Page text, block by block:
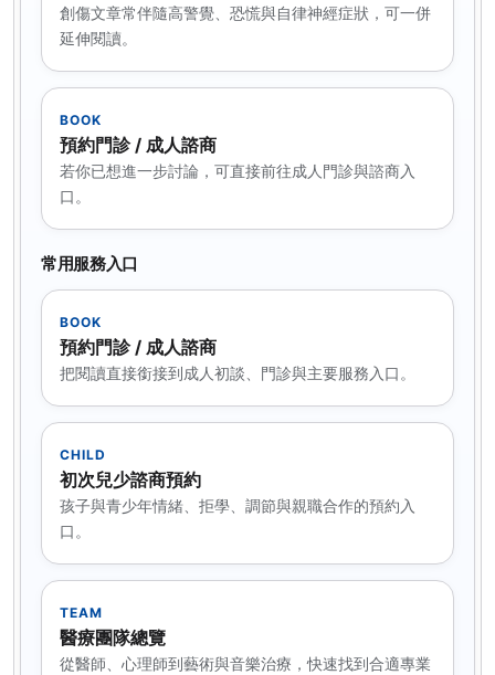
創傷文章常伴隨高警覺、恐慌與自律神經症狀，可一併
延伸閱讀。
BOOK
預約門診 / 成人諮商
若你已想進一步討論，可直接前往成人門診與諮商入
口。
常用服務入口
BOOK
預約門診 / 成人諮商
把閱讀直接銜接到成人初談、門診與主要服務入口。
CHILD
初次兒少諮商預約
孩子與青少年情緒、拒學、調節與親職合作的預約入
口。
TEAM
醫療團隊總覽
從醫師、心理師到藝術與音樂治療，快速找到合適專業